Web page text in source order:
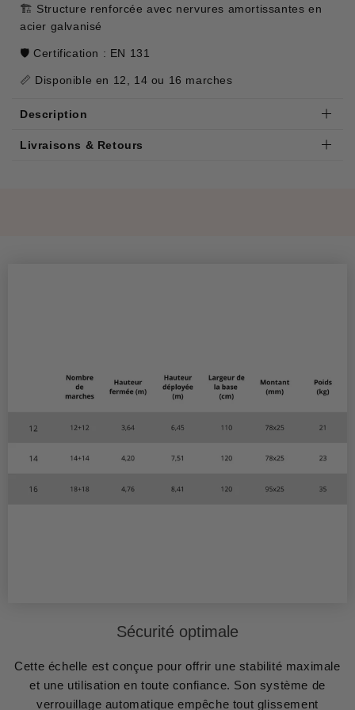
🏗️ Structure renforcée avec nervures amortissantes en
acier galvanisé
🛡️ Certification : EN 131
📏 Disponible en 12, 14 ou 16 marches
Description
Livraisons & Retours
Sécurité optimale
Cette échelle est conçue pour offrir une stabilité maximale
et une utilisation en toute confiance. Son système de
verrouillage automatique empêche tout glissement